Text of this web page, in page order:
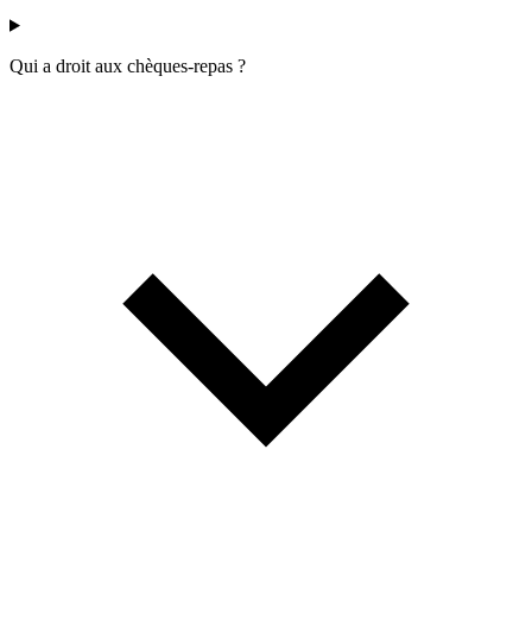
Qui a droit aux chèques-repas ?